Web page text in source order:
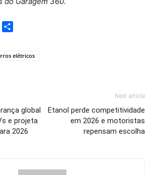
Copy
elétricos
global
e projeta
2026
Next article
Etanol perde competitividade
em 2026 e motoristas
repensam escolha